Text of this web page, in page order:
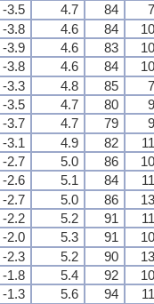
-3.5 4.7 84
-3.8 4.6 84
-3.9 4.6 83
-3.8 4.6 84
-3.3 4.8 85
-3.5 4.7 80
-3.7 4.7 79
-3.1 4.9 82
-2.7 5.0 86
-2.6 5.1 84
-2.7 5.0 86
-2.2 5.2 91
-2.0 5.3 91
-2.3 5.2 90
-1.8 5.4 92
-1.3 5.6 94